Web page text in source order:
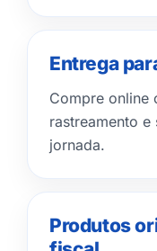
Entrega
Compre online
rastreamento e
jornada.
Produtos